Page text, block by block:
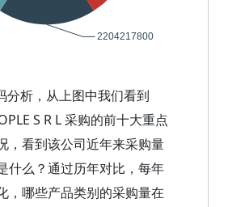
分析，从上图中我们看到
S R L 采购的前十大重点
，看到该公司近年来采购量
什么？通过历年对比，每年
，哪些产品类别的采购量在